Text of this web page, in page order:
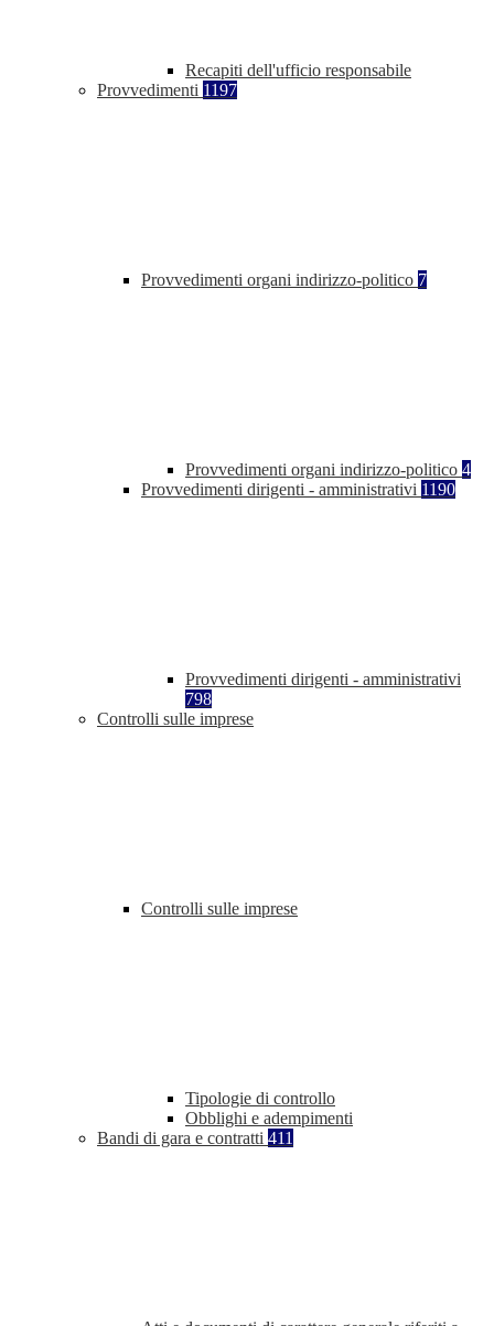
Recapiti dell'ufficio responsabile
Provvedimenti 1197
Provvedimenti organi indirizzo-politico 7
Provvedimenti organi indirizzo-politico 4
Provvedimenti dirigenti - amministrativi 1190
Provvedimenti dirigenti - amministrativi
798
Controlli sulle imprese
Controlli sulle imprese
Tipologie di controllo
Obblighi e adempimenti
Bandi di gara e contratti 411